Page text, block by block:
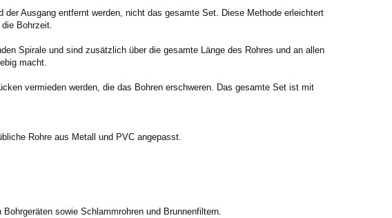
Ausgang entfernt werden, nicht das gesamte Set. Diese Methode erleichtert
Bohrzeit.
Spirale und sind zusätzlich über die gesamte Länge des Rohres und an allen
macht.
vermieden werden, die das Bohren erschweren. Das gesamte Set ist mit
Rohre aus Metall und PVC angepasst.
sowie Schlammrohren und Brunnenfiltern.